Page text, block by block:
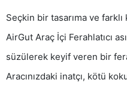
Seçkin bir tasarıma ve
AirGut Araç İçi Ferahlatıcı
süzülerek keyif veren bir
Aracınızdaki inatçı, kötü